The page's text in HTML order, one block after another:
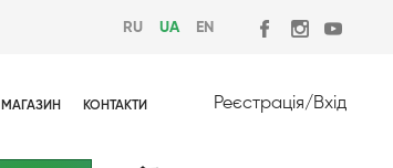
RU UA EN
КОНТАКТИ Реєстрація/Вхід